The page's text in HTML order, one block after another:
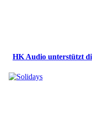
HK Audio unterstützt